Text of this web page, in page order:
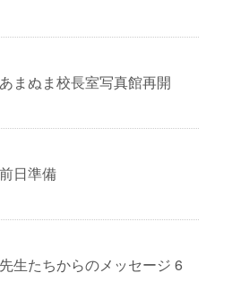
あまぬま校長室写真館再開
前日準備
先生たちからのメッセージ 6